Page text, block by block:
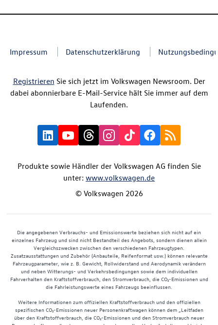
Impressum Datenschutzerklärung
Registrieren Sie sich jetzt im Volkswagen Newsroom. Der
dabei abonnierbare E-Mail-Service hält Sie immer auf dem
Laufenden.
Produkte sowie Händler der Volkswagen AG finden Sie
unter: www.volkswagen.de
© Volkswagen 2026
Die angegebenen Verbrauchs- und Emissionswerte beziehen sich nicht auf ein
einzelnes Fahrzeug und sind nicht Bestandteil des Angebots, sondern dienen allein
Vergleichszwecken zwischen den verschiedenen Fahrzeugtypen.
Zusatzausstattungen und Zubehör (Anbauteile, Reifenformat usw.) können relevante
Fahrzeugparameter, wie z. B. Gewicht, Rollwiderstand und Aerodynamik verändern
und neben Witterungs- und Verkehrsbedingungen sowie dem individuellen
Fahrverhalten den Kraftstoffverbrauch, den Stromverbrauch, die CO₂-Emissionen und
die Fahrleistungswerte eines Fahrzeugs beeinflussen.
Weitere Informationen zum offiziellen Kraftstoffverbrauch und den offiziellen
spezifischen CO₂-Emissionen neuer Personenkraftwagen können dem „Leitfaden
über den Kraftstoffverbrauch, die CO₂-Emissionen und den Stromverbrauch neuer